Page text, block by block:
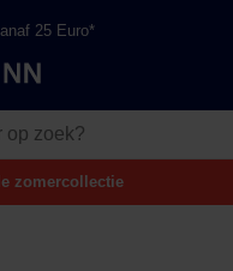
25 Euro*
zomercollectie